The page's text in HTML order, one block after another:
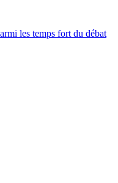
les temps fort du débat